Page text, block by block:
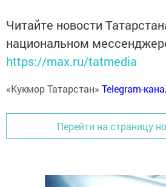
Читайте новости
национальном
https://max.ru/tatmedia
«Кукмор Татарстан» Telegram-
Перейти на страницу